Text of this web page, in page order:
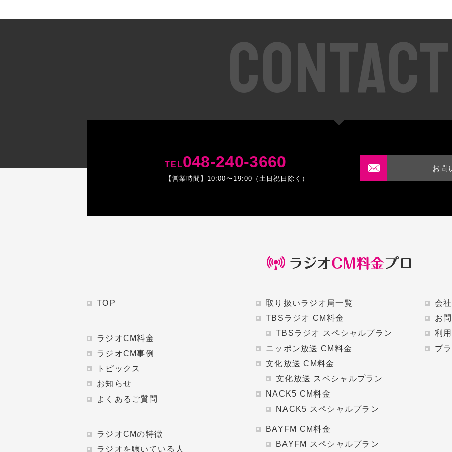
CONTACT
お問
TEL048-240-3660
【営業時間】10:00〜19:00（土日祝日除く）
TOP
ラジオCM料金
ラジオCM事例
トピックス
お知らせ
よくあるご質問
ラジオCMの特徴
ラジオを聴いている人
取り扱いラジオ局一覧
TBSラジオ CM料金
TBSラジオ スペシャルプラン
ニッポン放送 CM料金
文化放送 CM料金
文化放送 スペシャルプラン
NACK5 CM料金
NACK5 スペシャルプラン
BAYFM CM料金
BAYFM スペシャルプラン
会
お
利
プ